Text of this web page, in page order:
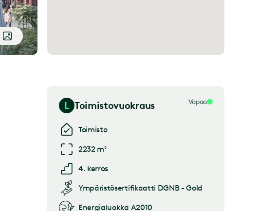
L Toimistovuokraus Vapaa
Toimisto
2232 m²
4. kerros
Ympäristösertifikaatti DGNB - Gold
Energialuokka A2010